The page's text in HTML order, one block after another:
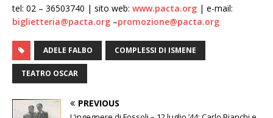
tel: 02 – 36503740 | sito web: www.pacta.org | e-mail:
biglietteria@pacta.org –promozione@pacta.org
ADELE FALBO COMPLESSI DI ISMENE
TEATRO OSCAR
PREVIOUS